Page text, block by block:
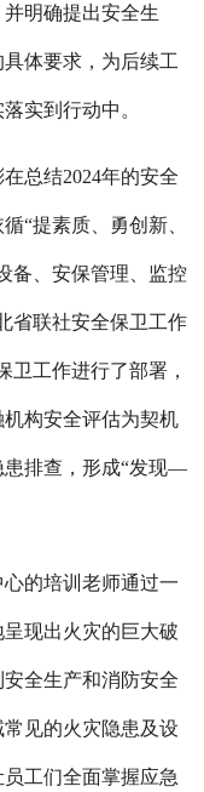
明确提出安全生
体要求，为后续工
实到行动中。
在总结2024年的安全
“提素质、勇创新、
备、安保管理、监控
省联社安全保卫工作
卫工作进行了部署，
构安全评估为契机
患排查，形成“发现—
的培训老师通过一
现出火灾的巨大破
全生产和消防安全
见的火灾隐患及设
工们全面掌握应急